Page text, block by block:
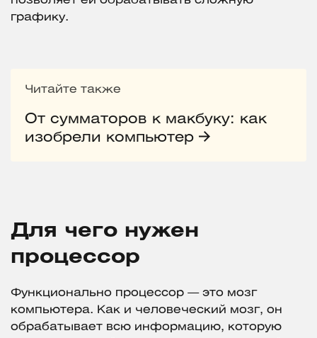
графику.
Читайте также
От сумматоров к макбуку: как
изобрели компьютер
Для чего нужен
процессор
Функционально процессор — это мозг
компьютера. Как и человеческий мозг, он
обрабатывает всю информацию, которую